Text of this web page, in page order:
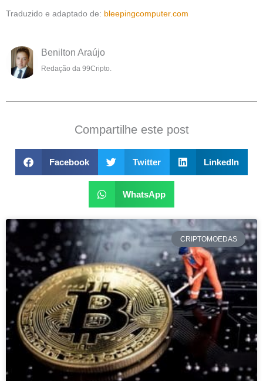
Traduzido e adaptado de: bleepingcomputer.com
Benilton Araújo
Redação da 99Cripto.
Compartilhe este post
Facebook Twitter LinkedIn
WhatsApp
CRIPTOMOEDAS